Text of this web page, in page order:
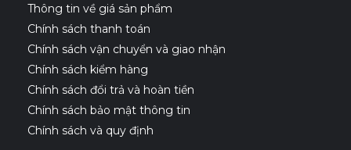
Thông tin về giá sản phẩm
Chính sách thanh toán
Chính sách vận chuyển và giao nhận
Chính sách kiểm hàng
Chính sách đổi trả và hoàn tiền
Chính sách bảo mật thông tin
Chính sách và quy định